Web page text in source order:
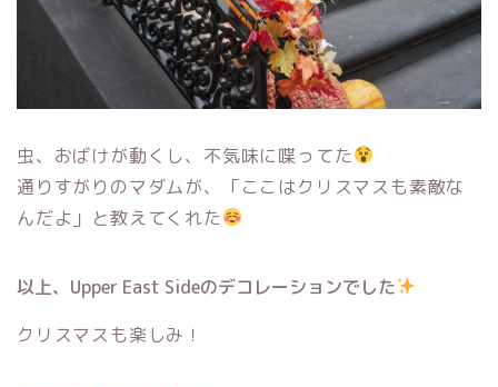
虫、おばけが動くし、不気味に喋ってた
通りすがりのマダムが、「ここはクリスマスも素敵な
んだよ」と教えてくれた
以上、Upper East Sideのデコレーションでした
クリスマスも楽しみ！